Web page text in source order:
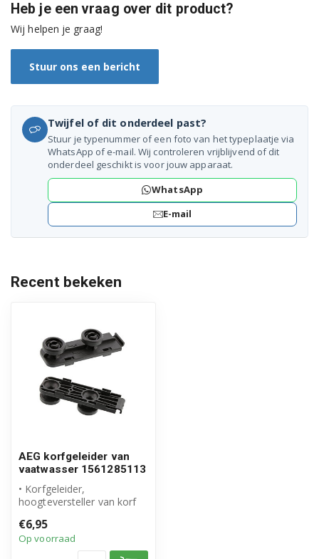
91152306003 (F50502UM0)
91152306103 (F55502IM0)
91152914302 (F34500IM0)
91152915100 (F34300IM0)
91152915101 (F34300IM0)
91153605803 (F50502VI0)
91153911202 (F34500VI0)
91153911204 (F34500VI0)
91153913301 (F34300VI0)
91153913303 (F34300VI0)
91106900802 (F35400IM0)
91152305901 (F50502IM0)
91152306001 (F50502UM0)
91152405200 (F50512IM0)
91152405300 (F50512UM0)
Heb je een vraag over dit product?
Wij helpen je graag!
Stuur ons een bericht
Twijfel of dit onderdeel past?
Stuur je typenummer of een foto van het typeplaatje via
WhatsApp of e-mail. Wij controleren vrijblijvend of dit
onderdeel geschikt is voor jouw apparaat.
WhatsApp
E-mail
Recent bekeken
AEG korfgeleider van
vaatwasser 1561285113
• Korfgeleider,
hoogteversteller van korf
• Artikelnum...
€6,95
Op voorraad